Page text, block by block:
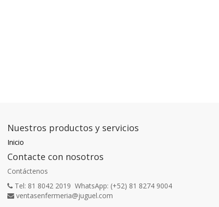
Nuestros productos y servicios
Inicio
Contacte con nosotros
Contáctenos
Tel: 81 8042 2019 WhatsApp: (+52) 81 8274 9004
ventasenfermeria@juguel.com